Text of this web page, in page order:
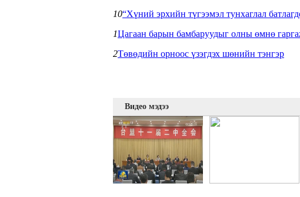
10“Хүний эрхийн түгээмэл тунхаглал
1Цагаан барын бамбаруудыг олны өмнө
2Төвөдийн орноос үзэгдэх шөнийн тэнгэр
Видео мэдээ